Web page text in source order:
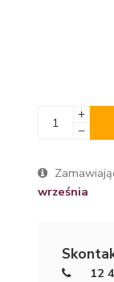
września
12